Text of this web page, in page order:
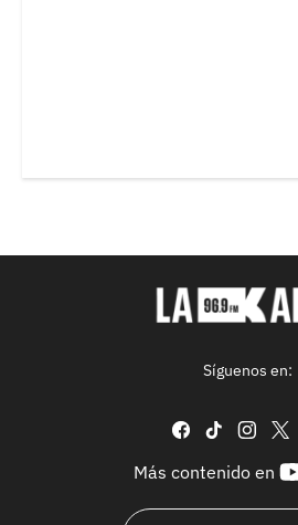
Síguenos en:
facebook
tiktok
Más contenido en